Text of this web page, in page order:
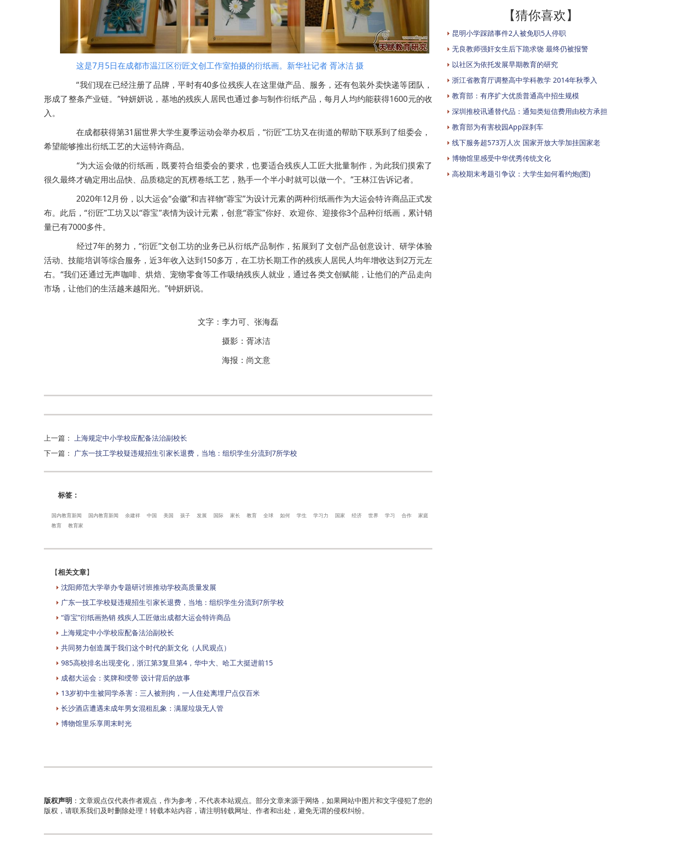
这是7月5日在成都市温江区衍匠文创工作室拍摄的衍纸画。新华社记者 胥冰洁 摄
“我们现在已经注册了品牌，平时有40多位残疾人在这里做产品、服务，还有包装外卖快递等团队，
形成了整条产业链。”钟妍妍说，基地的残疾人居民也通过参与制作衍纸产品，每月人均约能获得1600元的收
入。
在成都获得第31届世界大学生夏季运动会举办权后，“衍匠”工坊又在街道的帮助下联系到了组委会，
希望能够推出衍纸工艺的大运特许商品。
“为大运会做的衍纸画，既要符合组委会的要求，也要适合残疾人工匠大批量制作，为此我们摸索了
很久最终才确定用出品快、品质稳定的瓦楞卷纸工艺，熟手一个半小时就可以做一个。”王林江告诉记者。
2020年12月份，以大运会“会徽”和吉祥物“蓉宝”为设计元素的两种衍纸画作为大运会特许商品正式发
布。此后，“衍匠”工坊又以“蓉宝”表情为设计元素，创意“蓉宝”你好、欢迎你、迎接你3个品种衍纸画，累计销
量已有7000多件。
经过7年的努力，“衍匠”文创工坊的业务已从衍纸产品制作，拓展到了文创产品创意设计、研学体验
活动、技能培训等综合服务，近3年收入达到150多万，在工坊长期工作的残疾人居民人均年增收达到2万元左
右。“我们还通过无声咖啡、烘焙、宠物零食等工作吸纳残疾人就业，通过各类文创赋能，让他们的产品走向
市场，让他们的生活越来越阳光。”钟妍妍说。
文字：李力可、张海磊
摄影：胥冰洁
海报：尚文意
上一篇 ：
上海规定中小学校应配备法治副校长
下一篇 ： 广东一技工学校疑违规招生引家长退费，当地：组织学生分流到7所学校
标签：
国内教育新闻 国内教育新闻 余建祥 中国 美国 孩子 发展 国际 家长 教育 全球 如何 学生 学习力 国家 经济 世界 学习 合作
家庭
教育
教育家
【相关文章】
沈阳师范大学举办专题研讨班推动学校高质量发展
广东一技工学校疑违规招生引家长退费，当地：组织学生分流到7所学校
“蓉宝”衍纸画热销 残疾人工匠做出成都大运会特许商品
上海规定中小学校应配备法治副校长
共同努力创造属于我们这个时代的新文化（人民观点）
985高校排名出现变化，浙江第3复旦第4，华中大、哈工大挺进前15
成都大运会：奖牌和绶带 设计背后的故事
13岁初中生被同学杀害：三人被刑拘，一人住处离埋尸点仅百米
长沙酒店遭遇未成年男女混租乱象：满屋垃圾无人管
博物馆里乐享周末时光
版权声明 ：文章观点仅代表作者观点，作为参考，不代表本站观点。部分文章来源于网络，如果网站中图片和文字侵犯了您的
版权，请联系我们及时删除处理！转载本站内容，请注明转载网址、作者和出处，避免无谓的侵权纠纷。
【猜你喜欢】
昆明小学踩踏事件2人被免职5人停职
无良教师强奸女生后下跪求饶 最终仍被报警
以社区为依托发展早期教育的研究
浙江省教育厅调整高中学科教学 2014年秋季入
教育部：有序扩大优质普通高中招生规模
深圳推校讯通替代品：通知类短信费用由校方承担
教育部为有害校园App踩刹车
线下服务超573万人次 国家开放大学加挂国家老
博物馆里感受中华优秀传统文化
高校期末考题引争议：大学生如何看约炮(图)